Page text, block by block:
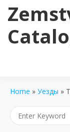
content
Home » Уезды »